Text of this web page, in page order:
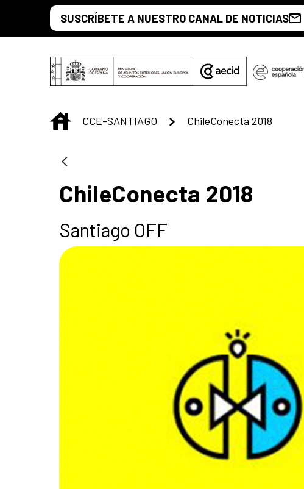
Saut au contenu principal
SUSCRÍBETE A NUESTRO CANAL DE NOTICIAS
INICIO
CCE-SANTIAGO ChileConecta 2018
ChileConecta 2018
Santiago OFF